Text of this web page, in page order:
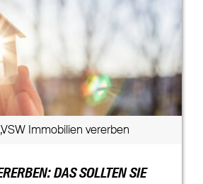
Immobilien vererben
DAS SOLLTEN SIE